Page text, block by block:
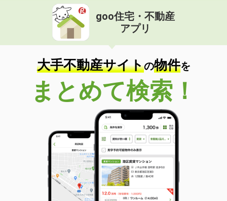
goo住宅・不動産
アプリ
大手不動産サイトの物件を
まとめて検索！